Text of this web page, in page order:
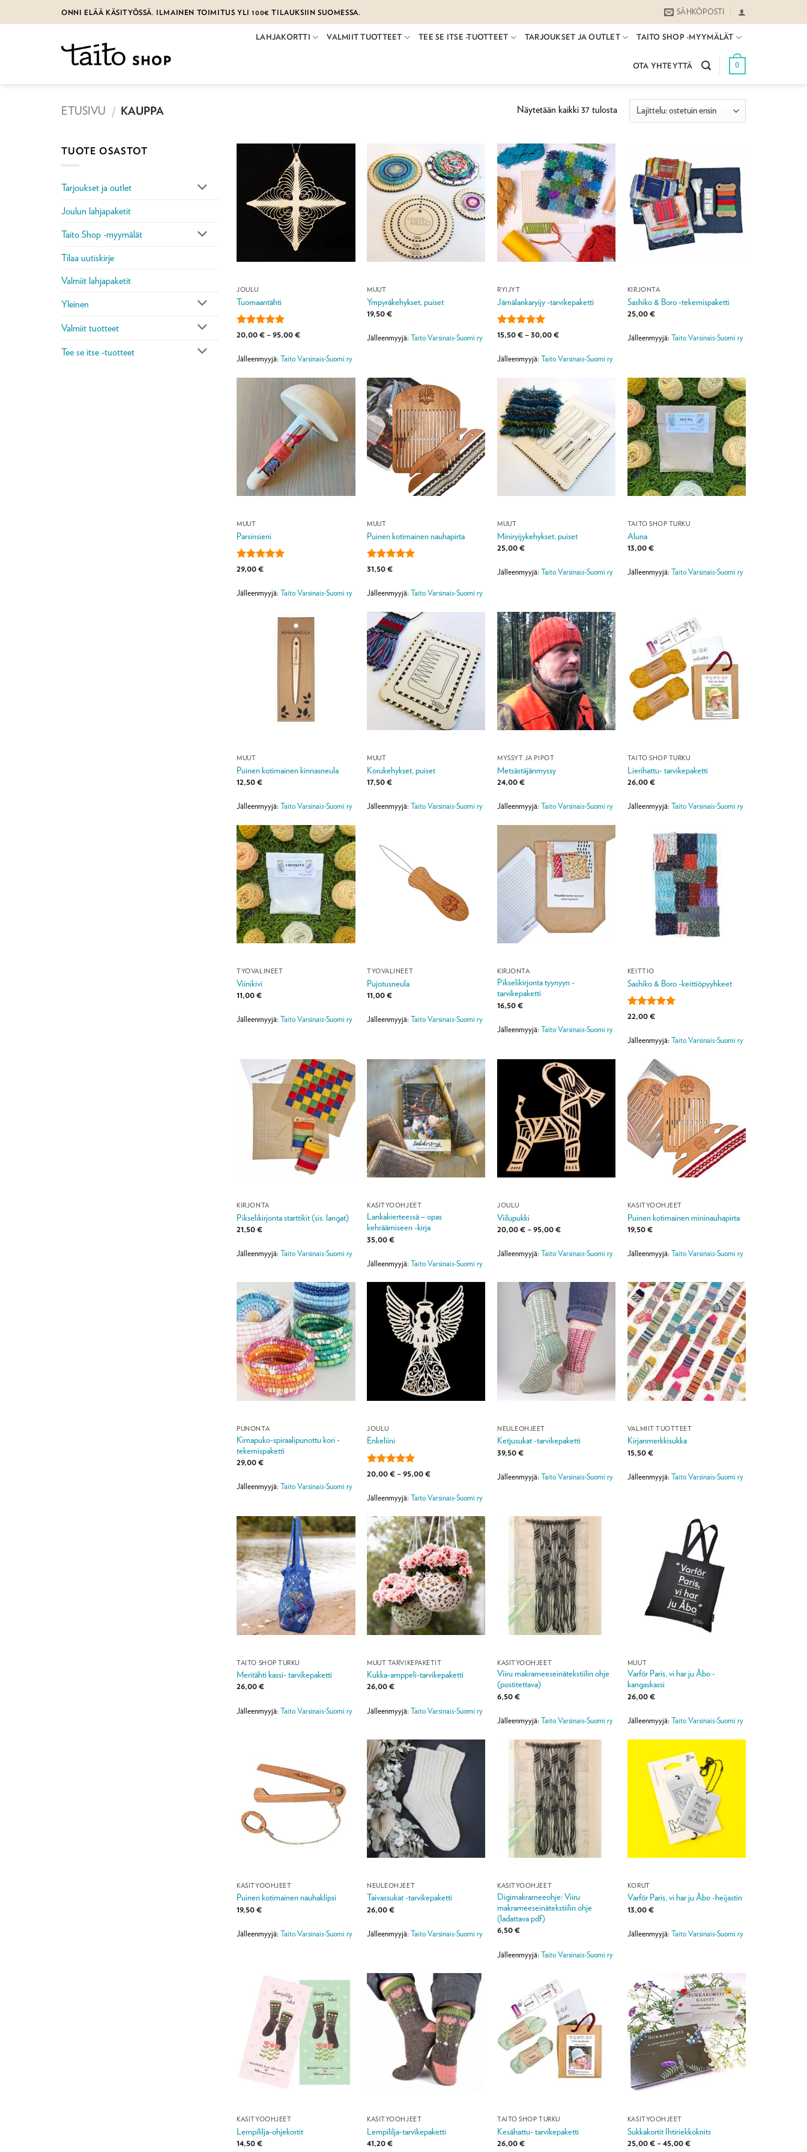
to
ONNI ELÄÄ KÄSITYÖSSÄ. ILMAINEN TOIMITUS YLI 100€ TILAUKSIIN SUOMESSA. SÄHKÖPOSTI
LAHJAKORTTI VALMIIT TUOTTEET TEE SE ITSE -TUOTTEET TARJOUKSET JA OUTLET TAITO SHOP -MYYMÄLÄT
OTA YHTEYTTÄ 0
ETUSIVU / KAUPPA Näytetään kaikki 37 tulostaSuosituimmat
ensin
TUOTE OSASTOT
Tarjoukset ja outlet
Joulun lahjapaketit
Taito Shop -myymälät
Tilaa uutiskirje
Valmiit lahjapaketit
Yleinen
Valmiit tuotteet
Tee se itse -tuotteet
JOULU
Tuomaantähti
Arvostelu
20,00€–95,00€Hintaluokka:
95,00 €
Jälleenmyyjä:Taito Varsinais-Suomi ry
MUUT
Ympyräkehykset, puiset
19,50€
Jälleenmyyjä:Taito Varsinais-Suomi ry
RYIJYT
Jämälankaryijy -tarvikepaketti
Arvostelu
15,50€–30,00€Hintaluokka:
30,00 €
Jälleenmyyjä:Taito Varsinais-Suomi ry
KIRJONTA
Sashiko & Boro -tekemispaketti
25,00€
Jälleenmyyjä: Taito Varsinais-Suomi ry
MUUT
Parsinsieni
Arvostelu
29,00€
Jälleenmyyjä:Taito Varsinais-Suomi ry
MUUT
Puinen kotimainen nauhapirta
Arvostelu
31,50€
Jälleenmyyjä:Taito Varsinais-Suomi ry
MUUT
Miniryijykehykset, puiset
25,00€
Jälleenmyyjä:Taito Varsinais-Suomi ry
TAITO SHOP TURKU
Aluna
13,00€
Jälleenmyyjä: Taito Varsinais-Suomi ry
MUUT
Puinen kotimainen kinnasneula
12,50€
Jälleenmyyjä:Taito Varsinais-Suomi ry
MUUT
Korukehykset, puiset
17,50€
Jälleenmyyjä:Taito Varsinais-Suomi ry
MYSSYT JA PIPOT
Metsästäjänmyssy
24,00€
Jälleenmyyjä:Taito Varsinais-Suomi ry
TAITO SHOP TURKU
Lierihattu- tarvikepaketti
26,00€
Jälleenmyyjä: Taito Varsinais-Suomi ry
TYÖVÄLINEET
Viinikivi
11,00€
Jälleenmyyjä:Taito Varsinais-Suomi ry
TYÖVÄLINEET
Pujotusneula
11,00€
Jälleenmyyjä:Taito Varsinais-Suomi ry
KIRJONTA
Pikselikirjonta tyynyyn -
tarvikepaketti
16,50€
Jälleenmyyjä:Taito Varsinais-Suomi ry
KEITTIÖ
Sashiko & Boro -keittiöpyyhkeet
Arvostelu
22,00€
Jälleenmyyjä: Taito Varsinais-Suomi ry
KIRJONTA
Pikselikirjonta starttikit (sis. langat)
21,50€
Jälleenmyyjä:Taito Varsinais-Suomi ry
KÄSITYÖOHJEET
Lankakierteessä – opas
kehräämiseen -kirja
35,00€
Jälleenmyyjä:Taito Varsinais-Suomi ry
JOULU
Viilupukki
20,00€–95,00€Hintaluokka:
95,00 €
Jälleenmyyjä:Taito Varsinais-Suomi ry
KÄSITYÖOHJEET
Puinen kotimainen mininauhapirta
19,50€
Jälleenmyyjä: Taito Varsinais-Suomi ry
PUNONTA
Kimapuko-spiraalipunottu kori -
tekemispaketti
29,00€
Jälleenmyyjä:Taito Varsinais-Suomi ry
JOULU
Enkeliini
Arvostelu
20,00€–95,00€Hintaluokka:
95,00 €
Jälleenmyyjä:Taito Varsinais-Suomi ry
NEULEOHJEET
Ketjusukat -tarvikepaketti
39,50€
Jälleenmyyjä:Taito Varsinais-Suomi ry
VALMIIT TUOTTEET
Kirjanmerkkisukka
15,50€
Jälleenmyyjä: Taito Varsinais-Suomi ry
TAITO SHOP TURKU
Meritähti kassi- tarvikepaketti
26,00€
Jälleenmyyjä:Taito Varsinais-Suomi ry
MUUT TARVIKEPAKETIT
Kukka-amppeli-tarvikepaketti
26,00€
Jälleenmyyjä:Taito Varsinais-Suomi ry
KÄSITYÖOHJEET
Viiru makrameeseinätekstiilin ohje
(postitettava)
6,50€
Jälleenmyyjä:Taito Varsinais-Suomi ry
MUUT
Varför Paris, vi har ju Åbo -
kangaskassi
26,00€
Jälleenmyyjä: Taito Varsinais-Suomi ry
KÄSITYÖOHJEET
Puinen kotimainen nauhaklipsi
19,50€
Jälleenmyyjä:Taito Varsinais-Suomi ry
NEULEOHJEET
Taivassukat -tarvikepaketti
26,00€
Jälleenmyyjä:Taito Varsinais-Suomi ry
KÄSITYÖOHJEET
Digimakrameeohje: Viiru
makrameeseinätekstiilin ohje
(ladattava pdf)
6,50€
Jälleenmyyjä:Taito Varsinais-Suomi ry
KORUT
Varför Paris, vi har ju Åbo -heijastin
13,00€
Jälleenmyyjä: Taito Varsinais-Suomi ry
KÄSITYÖOHJEET
Lempililja-ohjekortit
14,50€
KÄSITYÖOHJEET
Lempililja-tarvikepaketti
41,20€
TAITO SHOP TURKU
Kesähattu- tarvikepaketti
26,00€
KÄSITYÖOHJEET
Sukkakortit Ihtiriekkoknits
25,00€–45,00€Hintaluokka: